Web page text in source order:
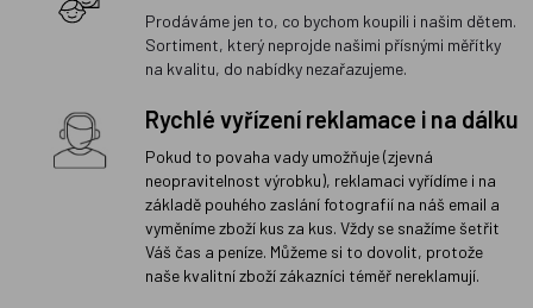
Prodáváme jen to, co bychom koupili i našim dětem.
Sortiment, který neprojde našimi přísnými měřítky
na kvalitu, do nabídky nezařazujeme.
Rychlé vyřízení reklamace i na dálku
Pokud to povaha vady umožňuje (zjevná
neopravitelnost výrobku), reklamaci vyřídíme i na
základě pouhého zaslání fotografií na náš email a
vyměníme zboží kus za kus. Vždy se snažíme šetřit
Váš čas a peníze. Můžeme si to dovolit, protože
naše kvalitní zboží zákazníci téměř nereklamují.